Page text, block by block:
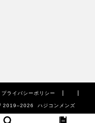
プライバシーポリシー
2019–2026 ハジコンメンズ